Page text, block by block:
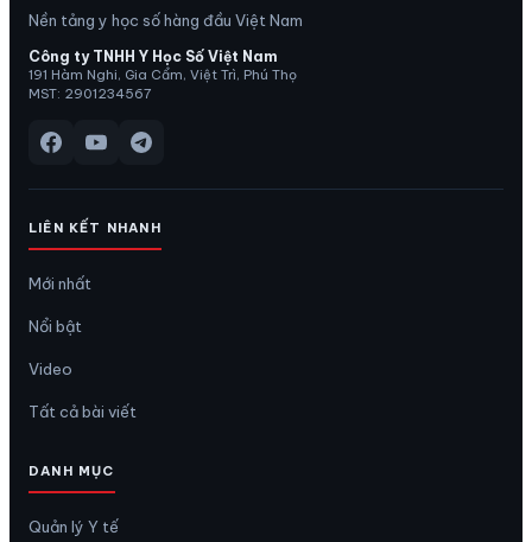
Nền tảng y học số hàng đầu Việt Nam
Công ty TNHH Y Học Số Việt Nam
191 Hàm Nghi, Gia Cẩm, Việt Trì, Phú Thọ
MST: 2901234567
LIÊN KẾT NHANH
Mới nhất
Nổi bật
Video
Tất cả bài viết
DANH MỤC
Quản lý Y tế